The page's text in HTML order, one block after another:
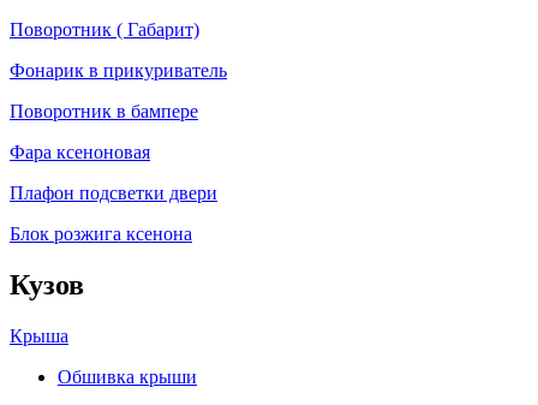
Поворотник ( Габарит)
Фонарик в прикуриватель
Поворотник в бампере
Фара ксеноновая
Плафон подсветки двери
Блок розжига ксенона
Кузов
Крыша
Обшивка крыши